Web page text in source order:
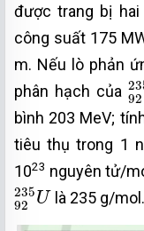
được trang bị
công suất 175
m. Nếu lò phản
phân hạch của92
bình 203 MeV;
tiêu thụ trong 1
1023 nguyên tử/
235
92
U
92235 U
là 235 g/mol.